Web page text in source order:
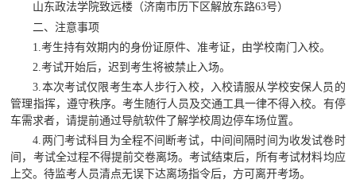
山东政法学院致远楼 （济南市历下区解放东路63号）
二、注意事项
1.考生持有效期内的身份证原件、准考证，由学校南门入校。
2.考试开始后，迟到考生将被禁止入场。
3.本次考试仅限考生本人步行入校，入校请服从学校安保人员的
管理指挥，遵守秩序。考生随行人员及交通工具一律不得入校。有停
车需求者，请提前通过导航软件了解学校周边停车场位置。
4.两门考试科目为全程不间断考试，中间间隔时间为收发试卷时
间，考试全过程不得提前交卷离场。考试结束后，所有考试材料均应
上交。待监考人员清点无误下达离场指令后，方可离开考场。